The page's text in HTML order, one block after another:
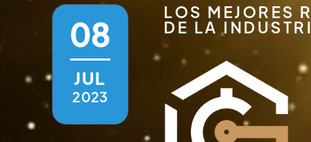
08
JUL
2023
LOS MEJORES
DE LA